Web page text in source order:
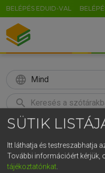
BELÉPÉS EDUID-VAL
language Mind
search
Európai uniós
SÜTIK
Itt láthatja és testreszabhatja
További információért kérjük,
tájékoztatónkat.
GR
t z u